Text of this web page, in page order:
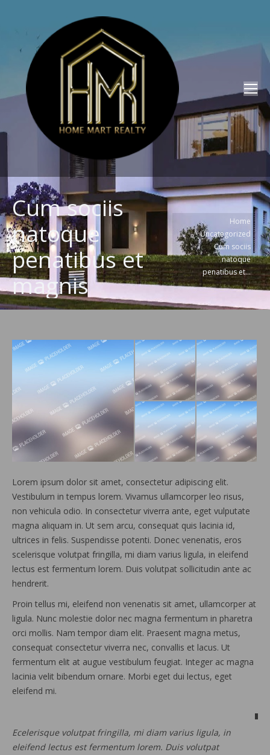
Cum sociis
natoque
penatibus et
magnis
You are here:
Home
Uncategorized
Cum sociis
natoque
penatibus et…
Lorem ipsum dolor sit amet, consectetur adipiscing elit.
Vestibulum in tempus lorem. Vivamus ullamcorper leo risus,
non vehicula odio. In consectetur viverra ante, eget vulputate
magna aliquam in. Ut sem arcu, consequat quis lacinia id,
ultrices in felis. Suspendisse potenti. Donec venenatis, eros
scelerisque volutpat fringilla, mi diam varius ligula, in eleifend
lectus est fermentum lorem. Duis volutpat sollicitudin ante ac
hendrerit.
Proin tellus mi, eleifend non venenatis sit amet, ullamcorper at
ligula. Nunc molestie dolor nec magna fermentum in pharetra
orci mollis. Nam tempor diam elit. Praesent magna metus,
consequat consectetur viverra nec, convallis et lacus. Ut
fermentum elit at augue vestibulum feugiat. Integer ac magna
lacinia velit bibendum ornare. Morbi eget dui lectus, eget
eleifend mi.
Ecelerisque volutpat fringilla, mi diam varius ligula, in
eleifend lectus est fermentum lorem. Duis volutpat